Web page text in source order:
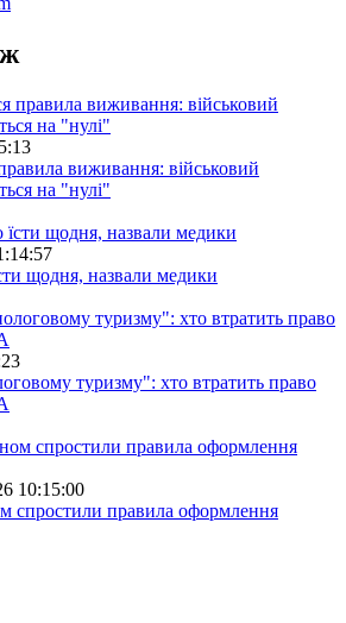
виживання: військовий
на "нулі"
щодня, назвали медики
туризму": хто втратить право
10:15:00
спростили правила оформлення